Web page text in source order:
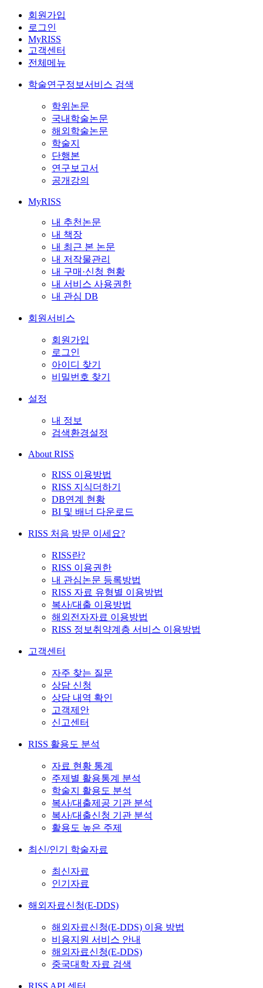
회원가입
로그인
MyRISS
고객센터
전체메뉴
학술연구정보서비스 검색
학위논문
국내학술논문
해외학술논문
학술지
단행본
연구보고서
공개강의
MyRISS
내 추천논문
내 책장
내 최근 본 논문
내 저작물관리
내 구매·신청 현황
내 서비스 사용권한
내 관심 DB
회원서비스
회원가입
로그인
아이디 찾기
비밀번호 찾기
설정
내 정보
검색환경설정
About RISS
RISS 이용방법
RISS 지식더하기
DB연계 현황
BI 및 배너 다운로드
RISS 처음 방문 이세요?
RISS란?
RISS 이용권한
내 관심논문 등록방법
RISS 자료 유형별 이용방법
복사/대출 이용방법
해외전자자료 이용방법
RISS 정보취약계층 서비스 이용방법
고객센터
자주 찾는 질문
상담 신청
상담 내역 확인
고객제안
신고센터
RISS 활용도 분석
자료 현황 통계
주제별 활용통계 분석
학술지 활용도 분석
복사/대출제공 기관 분석
복사/대출신청 기관 분석
활용도 높은 주제
최신/인기 학술자료
최신자료
인기자료
해외자료신청(E-DDS)
해외자료신청(E-DDS) 이용 방법
비용지원 서비스 안내
해외자료신청(E-DDS)
중국대학 자료 검색
RISS API 센터